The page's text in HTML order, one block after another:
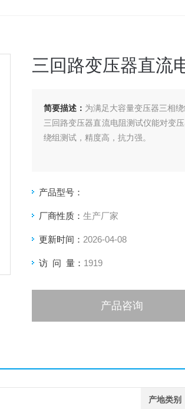
三回路变压器直流
简要描述： 为满足大容量变压器三相
三回路变压器直流电阻测试仪能对变
绕组测试，精度高，抗力强。
产品型号：
厂商性质： 生产厂家
更新时间： 2026-04-08
访 问 量： 1919
产品咨询
产地类别